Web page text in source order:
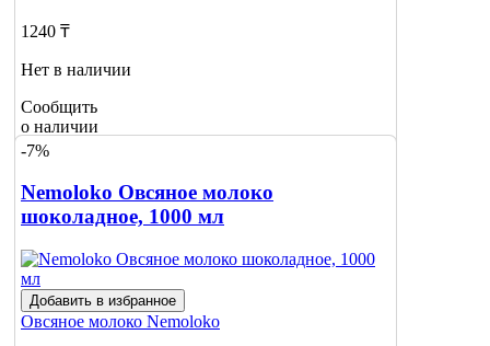
1240 ₸
Нет в наличии
Сообщить
о наличии
-7%
Nemoloko Овсяное молоко
шоколадное, 1000 мл
Добавить в избранное
Овсяное молоко Nemoloko